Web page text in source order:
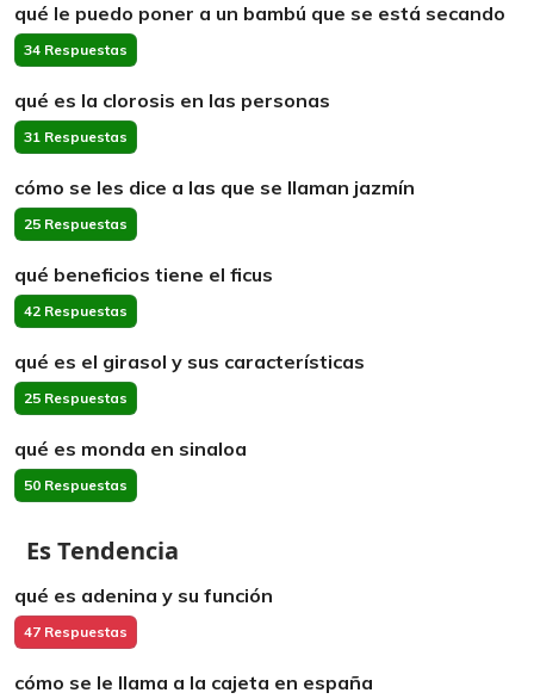
qué le puedo poner a un bambú que se está secando
34 Respuestas
qué es la clorosis en las personas
31 Respuestas
cómo se les dice a las que se llaman jazmín
25 Respuestas
qué beneficios tiene el ficus
42 Respuestas
qué es el girasol y sus características
25 Respuestas
qué es monda en sinaloa
50 Respuestas
Es Tendencia
qué es adenina y su función
47 Respuestas
cómo se le llama a la cajeta en españa